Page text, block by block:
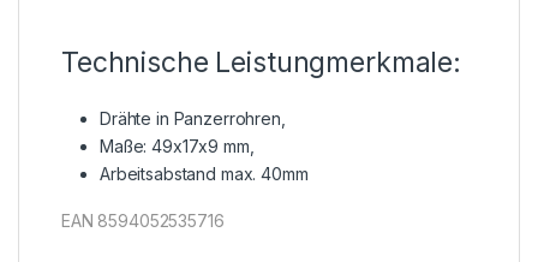
Technische Leistungmerkmale:
Drähte in Panzerrohren,
Maße: 49x17x9 mm,
Arbeitsabstand max. 40mm
EAN 8594052535716